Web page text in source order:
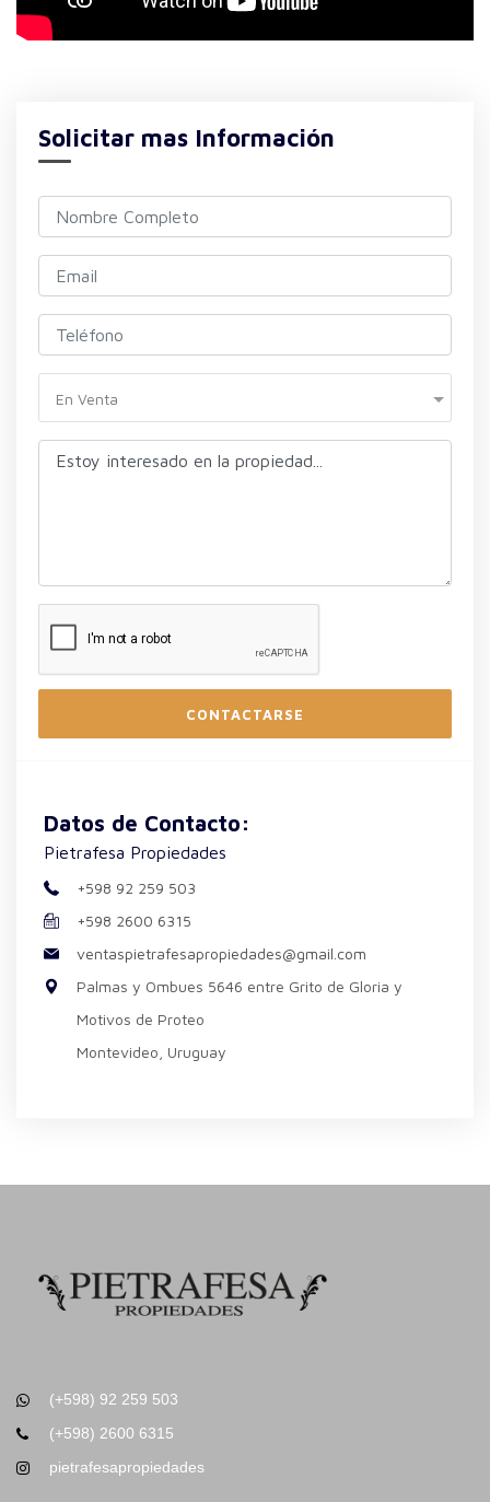
Solicitar mas Información
En Venta
CONTACTARSE
Datos de Contacto:
Pietrafesa Propiedades
+598 92 259 503
+598 2600 6315
ventaspietrafesapropiedades@gmail.com
Palmas y Ombues 5646 entre Grito de Gloria y
Motivos de Proteo
Montevideo, Uruguay
(+598) 92 259 503
(+598) 2600 6315
pietrafesapropiedades